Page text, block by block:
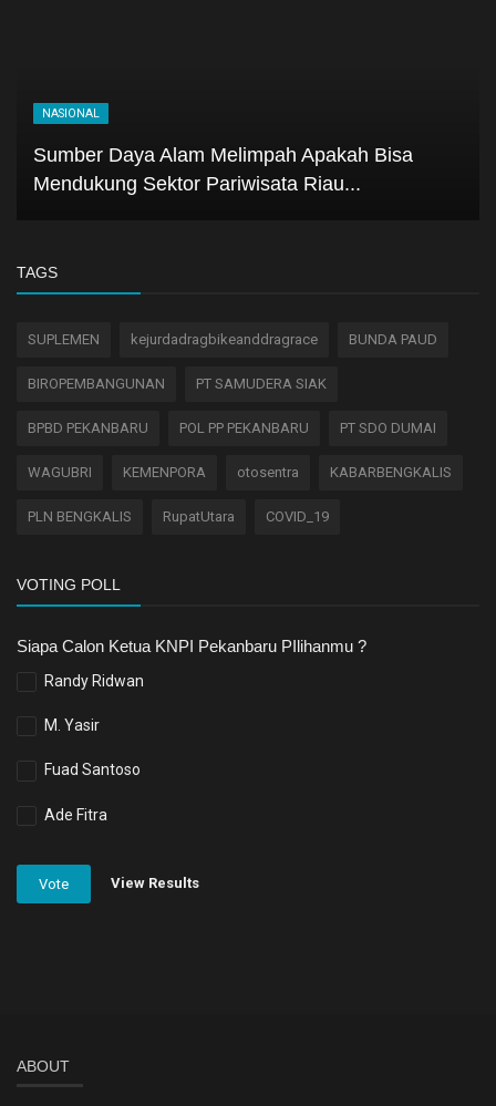
NASIONAL
Sumber Daya Alam Melimpah Apakah Bisa
Mendukung Sektor Pariwisata Riau...
TAGS
SUPLEMEN kejurdadragbikeanddragrace BUNDA PAUD
BIROPEMBANGUNAN PT SAMUDERA SIAK
BPBD PEKANBARU POL PP PEKANBARU PT SDO DUMAI
WAGUBRI KEMENPORA otosentra KABARBENGKALIS
PLN BENGKALIS RupatUtara COVID_19
VOTING POLL
Siapa Calon Ketua KNPI Pekanbaru PIlihanmu ?
Randy Ridwan
M. Yasir
Fuad Santoso
Ade Fitra
Vote View Results
ABOUT